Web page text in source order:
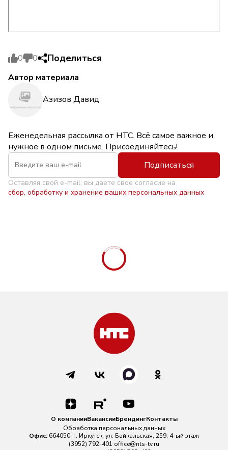
0 0 Поделиться
Автор материала
Азизов Давид
Еженедельная рассылка от НТС. Всё самое важное и
нужное в одном письме. Присоединяйтесь!
Подписаться
Оставляя свой e-mail, вы даете свое согласие на
сбор, обработку и хранение ваших персональных данных
О компанииВакансииБрендингКонтакты
Обработка персональных данных
Офис: 664050, г. Иркутск, ул. Байкальская, 259, 4-ый этаж
(3952) 792-401 office@nts-tv.ru